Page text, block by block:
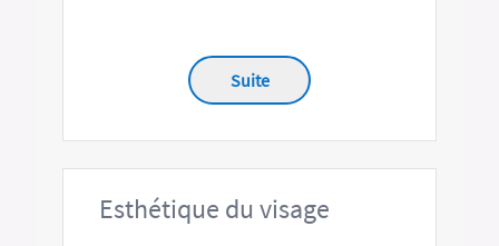
Suite
Esthétique du visage